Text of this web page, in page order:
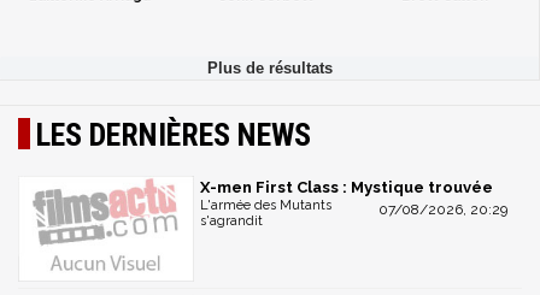
LES DERNIÈRES NEWS
X-men First Class : Mystique trouvée
07/08/2026, 20:29
L'armée des Mutants
s'agrandit